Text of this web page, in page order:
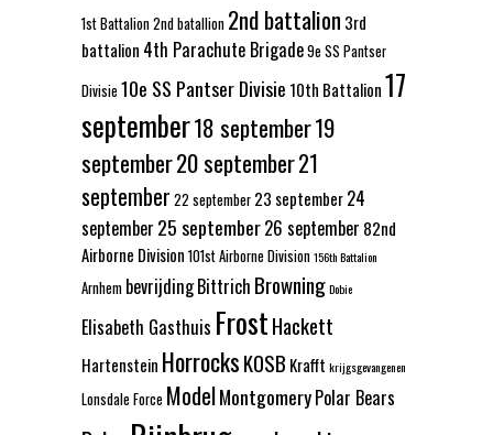
1st Battalion2nd batallion 2nd battalion 3rd
battalion 4th Parachute Brigade9e SS Pantser
Divisie 10e SS Pantser Divisie 10th Battalion17
september18 september19
september20 september21
september 22 september 23 september24
september 25 september26 september 82nd
Airborne Division 101st Airborne Division156th Battalion
Arnhem bevrijdingBittrich BrowningDobie
Elisabeth Gasthuis FrostHackett
Hartenstein HorrocksKOSB Krafft krijgsgevangenen
Lonsdale Force ModelMontgomeryPolar Bears